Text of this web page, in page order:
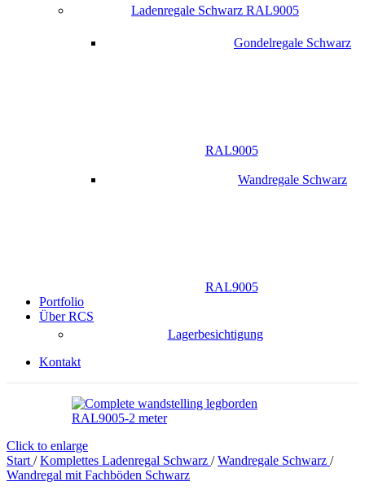
Ladenregale Schwarz RAL9005
Gondelregale Schwarz
RAL9005
Wandregale Schwarz
RAL9005
Portfolio
Über RCS
Lagerbesichtigung
Kontakt
Click to enlarge
Start / Komplettes Ladenregal Schwarz / Wandregale Schwarz /
Wandregal mit Fachböden Schwarz